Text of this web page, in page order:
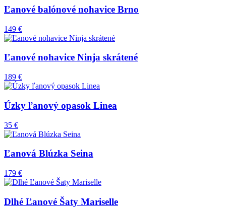
Ľanové balónové nohavice Brno
149 €
Ľanové nohavice Ninja skrátené
189 €
Úzky ľanový opasok Linea
35 €
Ľanová Blúzka Seina
179 €
Dlhé Ľanové Šaty Mariselle